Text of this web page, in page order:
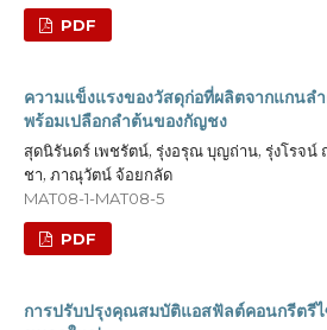
PDF
ความแข็งแรงของวัสดุก่อที่ผลิตจากแกน
พร้อมเปลือกลำต้นของกัญชง
สุดนิรันดร์ เพชรัตน์, รุ่งอรุณ บุญถ่าน, รุ่งโรจ
ชา, ภาณุวัตน์ จ้อยกลัด
MAT08-1-MAT08-5
PDF
การปรับปรุงคุณสมบัติแอสฟัลต์คอนกรีตรี